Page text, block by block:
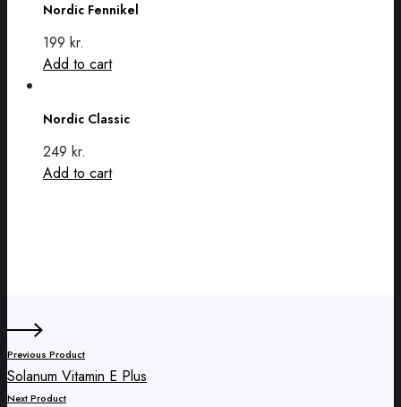
Nordic Fennikel
199 kr.
Add to cart
Nordic Classic
249 kr.
Add to cart
Previous Product
Solanum Vitamin E Plus
Next Product